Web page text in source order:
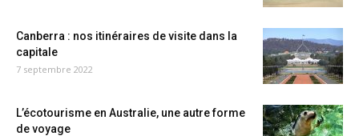
Canberra : nos itinéraires de visite dans la
capitale
7 septembre 2022
L’écotourisme en Australie, une autre forme
de voyage